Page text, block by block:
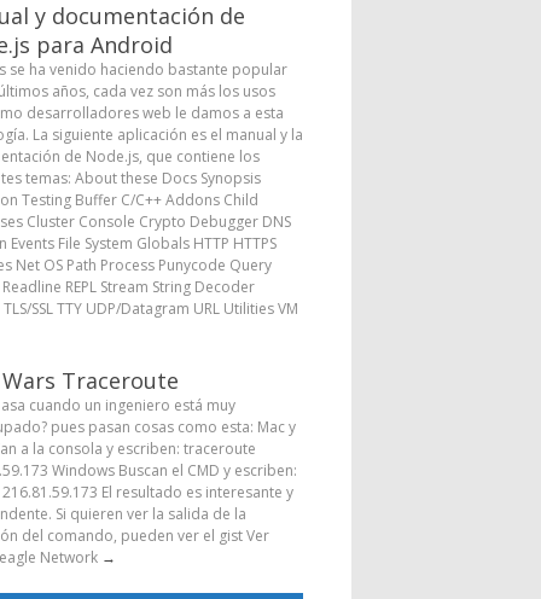
y documentación de
para Android
se ha venido haciendo bastante popular
años, cada vez son más los usos
desarrolladores web le damos a esta
La siguiente aplicación es el manual y la
de Node.js, que contiene los
temas: About these Docs Synopsis
Testing Buffer C/C++ Addons Child
Cluster Console Crypto Debugger DNS
Events File System Globals HTTP HTTPS
Net OS Path Process Punycode Query
REPL Stream String Decoder
SSL TTY UDP/Datagram URL Utilities VM
Traceroute
cuando un ingeniero está muy
pues pasan cosas como esta: Mac y
a la consola y escriben: traceroute
Windows Buscan el CMD y escriben:
El resultado es interesante y
Si quieren ver la salida de la
del comando, pueden ver el gist Ver
Network →